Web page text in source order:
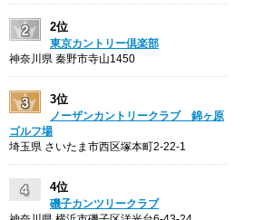
2位
東京カントリー倶楽部
神奈川県 秦野市寺山1450
3位
ノーザンカントリークラブ 錦ヶ原
ゴルフ場
埼玉県 さいたま市西区塚本町2-22-1
4位
磯子カンツリークラブ